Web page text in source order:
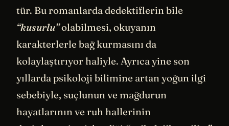
tür. Bu romanlarda dedektiflerin bile
“kusurlu”olabilmesi, okuyanın
karakterlerle bağ kurmasını da
kolaylaştırıyor haliyle. Ayrıca yine son
yıllarda psikoloji bilimine artan yoğun ilgi
sebebiyle, suçlunun ve mağdurun
hayatlarının ve ruh hallerinin